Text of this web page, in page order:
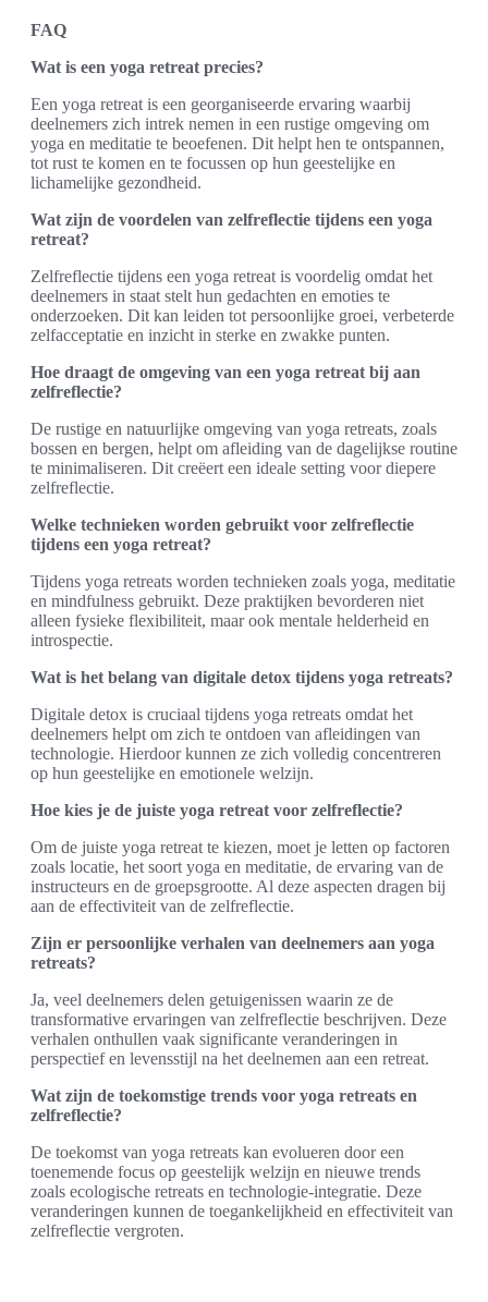
FAQ
Wat is een yoga retreat precies?
Een yoga retreat is een georganiseerde ervaring waarbij
deelnemers zich intrek nemen in een rustige omgeving om
yoga en meditatie te beoefenen. Dit helpt hen te ontspannen,
tot rust te komen en te focussen op hun geestelijke en
lichamelijke gezondheid.
Wat zijn de voordelen van zelfreflectie tijdens een yoga
retreat?
Zelfreflectie tijdens een yoga retreat is voordelig omdat het
deelnemers in staat stelt hun gedachten en emoties te
onderzoeken. Dit kan leiden tot persoonlijke groei, verbeterde
zelfacceptatie en inzicht in sterke en zwakke punten.
Hoe draagt de omgeving van een yoga retreat bij aan
zelfreflectie?
De rustige en natuurlijke omgeving van yoga retreats, zoals
bossen en bergen, helpt om afleiding van de dagelijkse routine
te minimaliseren. Dit creëert een ideale setting voor diepere
zelfreflectie.
Welke technieken worden gebruikt voor zelfreflectie
tijdens een yoga retreat?
Tijdens yoga retreats worden technieken zoals yoga, meditatie
en mindfulness gebruikt. Deze praktijken bevorderen niet
alleen fysieke flexibiliteit, maar ook mentale helderheid en
introspectie.
Wat is het belang van digitale detox tijdens yoga retreats?
Digitale detox is cruciaal tijdens yoga retreats omdat het
deelnemers helpt om zich te ontdoen van afleidingen van
technologie. Hierdoor kunnen ze zich volledig concentreren
op hun geestelijke en emotionele welzijn.
Hoe kies je de juiste yoga retreat voor zelfreflectie?
Om de juiste yoga retreat te kiezen, moet je letten op factoren
zoals locatie, het soort yoga en meditatie, de ervaring van de
instructeurs en de groepsgrootte. Al deze aspecten dragen bij
aan de effectiviteit van de zelfreflectie.
Zijn er persoonlijke verhalen van deelnemers aan yoga
retreats?
Ja, veel deelnemers delen getuigenissen waarin ze de
transformative ervaringen van zelfreflectie beschrijven. Deze
verhalen onthullen vaak significante veranderingen in
perspectief en levensstijl na het deelnemen aan een retreat.
Wat zijn de toekomstige trends voor yoga retreats en
zelfreflectie?
De toekomst van yoga retreats kan evolueren door een
toenemende focus op geestelijk welzijn en nieuwe trends
zoals ecologische retreats en technologie-integratie. Deze
veranderingen kunnen de toegankelijkheid en effectiviteit van
zelfreflectie vergroten.